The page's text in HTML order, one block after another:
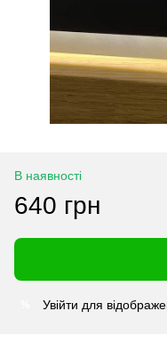
В наявності
640 грн
Увійти для